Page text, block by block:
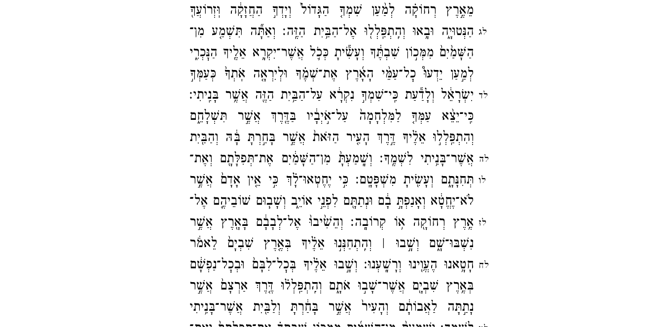
מֵאֶ֣רֶץ רְחוֹקָ֗ה לְמַ֨עַן שִׁמְךָ֤ הַגָּדוֹל֙ וְיָדְךָ֣ הַחֲזָקָ֔ה וּֽזְרוֹעֲךָ֖
הַנְּטוּיָ֑ה וּבָ֥אוּ וְהִֽתְפַּֽלְל֖וּ אֶל־​הַבַּ֥יִת הַזֶּֽה׃ לג
וְאַתָּ֞ה תִּשְׁמַ֤ע מִן־​
הַשָּׁמַ֙יִם֙ מִמְּכ֣וֹן שִׁבְתֶּ֔ךָ וְעָשִׂ֕יתָ כְּכֹ֛ל אֲשֶׁר־​יִקְרָ֥א אֵלֶ֖יךָ הַנׇּכְרִ֑י
לְמַ֣עַן יֵדְעוּ֩ כׇל־​עַמֵּ֨י הָאָ֜רֶץ אֶת־​שְׁמֶ֗ךָ וּלְיִרְאָ֤ה אֹֽתְךָ֙ כְּעַמְּךָ֣
יִשְׂרָאֵ֔ל וְלָדַ֕עַת כִּֽי־​שִׁמְךָ֣ נִקְרָ֔א עַל־​הַבַּ֥יִת הַזֶּ֖ה אֲשֶׁ֥ר בָּנִֽיתִי׃ לד
כִּֽי־​יֵצֵ֨א עַמְּךָ֤ לַמִּלְחָמָה֙ עַל־​אֹ֣יְבָ֔יו בַּדֶּ֖רֶךְ אֲשֶׁ֣ר תִּשְׁלָחֵ֑ם
וְהִתְפַּֽלְל֣וּ אֵלֶ֗יךָ דֶּ֣רֶךְ הָעִ֤יר הַזֹּאת֙ אֲשֶׁ֣ר בָּחַ֣רְתָּ בָּ֔הּ וְהַבַּ֖יִת
אֲשֶׁר־​בָּנִ֥יתִי לִשְׁמֶֽךָ׃ לה
וְשָֽׁמַעְתָּ֙ מִן־​הַשָּׁמַ֔יִם אֶת־​תְּפִלָּתָ֖ם וְאֶת־​
תְּחִנָּתָ֑ם וְעָשִׂ֖יתָ מִשְׁפָּטָֽם׃ לו
כִּ֣י יֶחֶטְאוּ־​לָ֗ךְ כִּ֣י אֵ֤ין אָדָם֙ אֲשֶׁ֣ר
לֹא־​יֶחֱטָ֔א וְאָנַפְתָּ֣ בָ֔ם וּנְתַתָּ֖ם לִפְנֵ֣י אוֹיֵ֑ב וְשָׁב֧וּם שׁוֹבֵיהֶ֛ם אֶל־​
אֶ֥רֶץ רְחוֹקָ֖ה א֥וֹ קְרוֹבָֽה׃ לז
וְהֵשִׁ֙יבוּ֙ אֶל־​לְבָבָ֔ם בָּאָ֖רֶץ אֲשֶׁ֣ר
נִשְׁבּוּ־​שָׁ֑ם וְשָׁ֣בוּ ׀ וְהִֽתְחַנְּנ֣וּ אֵלֶ֗יךָ בְּאֶ֤רֶץ שִׁבְיָם֙ לֵאמֹ֔ר
חָטָ֥אנוּ הֶעֱוִ֖ינוּ וְרָשָֽׁעְנוּ׃ לח
וְשָׁ֣בוּ אֵלֶ֗יךָ בְּכׇל־​לִבָּם֙ וּבְכׇל־​נַפְשָׁ֔ם
בְּאֶ֥רֶץ שִׁבְיָ֖ם אֲשֶׁר־​שָׁב֣וּ אֹתָ֑ם וְהִֽתְפַּֽלְל֗וּ דֶּ֤רֶךְ אַרְצָם֙ אֲשֶׁ֣ר
נָתַ֣תָּה לַאֲבוֹתָ֔ם וְהָעִיר֙ אֲשֶׁ֣ר בָּחַ֔רְתָּ וְלַבַּ֖יִת אֲשֶׁר־​בָּנִ֥יתִי